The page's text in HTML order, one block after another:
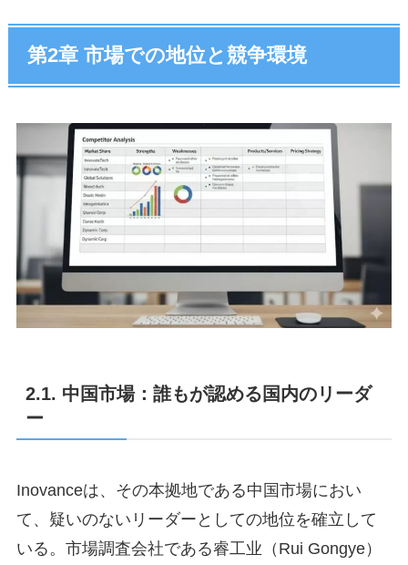
第2章 市場での地位と競争環境
2.1. 中国市場：誰もが認める国内のリーダ
ー
Inovanceは、その本拠地である中国市場におい
て、疑いのないリーダーとしての地位を確立して
いる。市場調査会社である睿工业（Rui Gongye）